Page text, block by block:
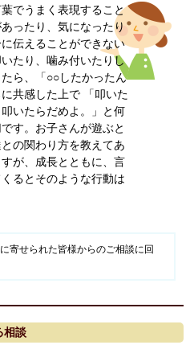
でうまく表現すること
ったり、気になったり
伝えることができない
たり、噛み付いたりし
ら、「○○したかったん
共感した上で 「叩いた
いたらだめよ。」と何
す。お子さんが遊ぶと
の関わり方を教えてあ
が、成長とともに、言
るとそのような行動は
寄せられた皆様からのご相談に回
相談